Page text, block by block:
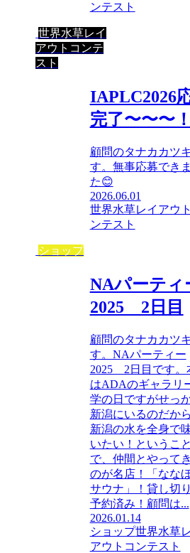
ンテスト
世界水草レイ
アウトコンテ
スト
IAPLC2026
完了〜〜〜！
顧問のタナカカツ
す。無事応募でき
た😊
2026.06.01
世界水草レイアウ
ンテスト
ショップ
NAパーティ
2025 2日目
顧問のタナカカツ
す。NAパーティー
2025 2日目です。
はADAのギャラリ
学の日ですがせっ
新潟にいるのだから
新潟の水を全身で
いたい！ということ
で、仲間とやって
のが名店！「なな
サウナ」！貸し切
予約済み！顧問は...
2026.01.14
ショップ世界水草
アウトコンテスト